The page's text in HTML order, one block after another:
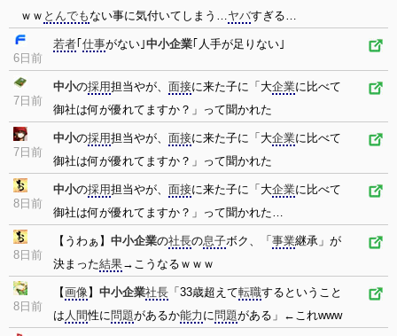
ｗｗ とんでもない事に気付いてしまう…ヤバすぎる…
6日前
若者｢ 仕事がない｣中小企業｢人手が足りない｣
7日前
中小の採用担当やが、 面接に来た子に「大企業に比べて
御社は何が優れてますか？」って聞かれた
7日前
中小の採用担当やが、 面接に来た子に「大企業に比べて
御社は何が優れてますか？」って聞かれた
8日前
中小の採用担当やが、 面接に来た子に「大企業に比べて
御社は何が優れてますか？」って聞かれた…
8日前
【うわぁ】 中小企業の社長の息子ボク、「 事業継承」が
決まった結果→こうなるｗｗｗ
8日前
【画像】 中小企業社長 「33歳超えて転職するということ
は 人間性に問題があるか能力 に問題がある」←これwww